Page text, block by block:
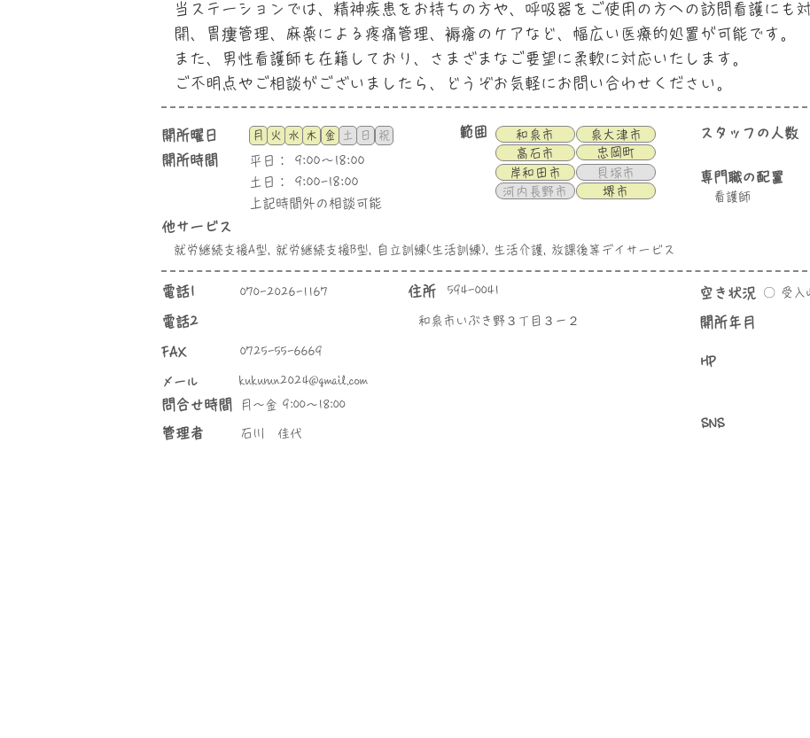
当ステーションでは、精神疾患をお持ちの方や、呼吸器をご使用の方への訪問看護にも
開、胃瘻管理、麻薬による疼痛管理、褥瘡のケアなど、幅広い医療的処置が可能です。
また、男性看護師も在籍しており、さまざまなご要望に柔軟に対応いたします。
ご不明点やご相談がございましたら、どうぞお気軽にお問い合わせください。
貝塚市
​開所曜日
​開所時間
月 火 水 木 金 土 日 祝
9:00～18:00
平日：
土日：
9:00-18:00
範囲
和泉市
高石市
岸和田市
河内長野市
上記時間外の相談可能
泉大津市
忠岡町
堺市
スタッフの人数
専門職の配置
看護師
他サービス
就労継続支援A型, 就労継続支援B型, 自立訓練(生活訓練), 生活介護, 放課後等デイサービス
​電話1 070-2026-1167
電話2
住所 594-0041
和泉市いぶき野３丁目３－２
FAX 0725-55-6669
​メール kukurun2024@gmail.com
問合せ時間 月～金 9:00～18:00
管理者 石川 佳代
空き状況 〇 受入
​開所年月
HP
SNS